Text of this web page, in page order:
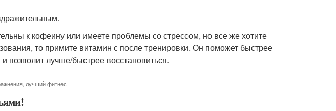
к кофеину или имеете проблемы со стрессом, но все же хотите
то примите витамин с после тренировки. Он поможет быстрее
позволит лучше/быстрее восстановиться.
лучший фитнес